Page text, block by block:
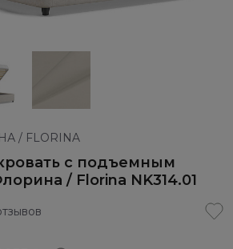
/ FLORINA
с подъемным
/ Florina NK314.01